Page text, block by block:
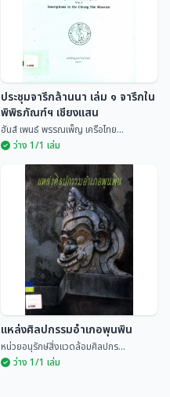
ประชุมจารึกล้านนา เล่ม ๑ จารึกใน
พิพิธภัณฑ์ฯ เชียงแสน
ฮันส์ เพนธ์ พรรณเพ็ญ...
ประชุมจารึกล้านนา เล่ม ๑ จารึกใน
พิพิธภัณฑ์ฯ เชียงแสน
ฮันส์ เพนธ์ พรรณเพ็ญ เครือไทย...
ว่าง 1/1 เล่ม
แหล่งศิลปกรรมอำเภอพุนพิน
หน่วยอนุรักษ์สิ่งแวดล้อมศิลปกร...
ว่าง 1/1 เล่ม